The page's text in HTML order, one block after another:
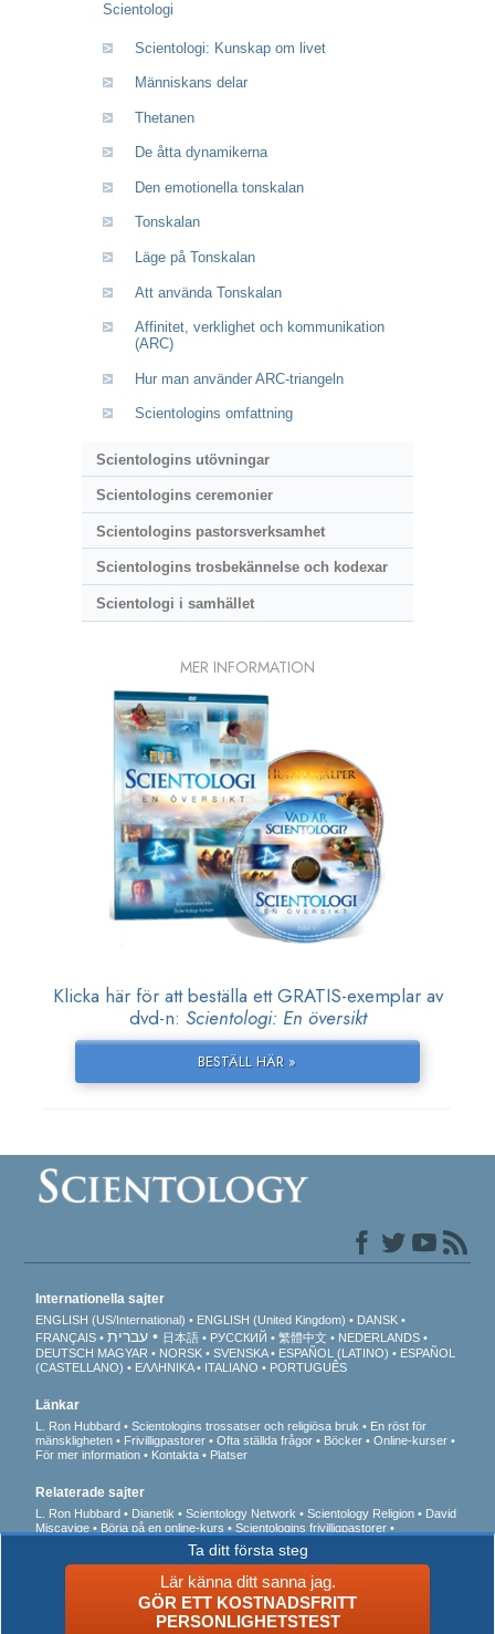
Scientologi
Scientologi: Kunskap om livet
Människans delar
Thetanen
De åtta dynamikerna
Den emotionella tonskalan
Tonskalan
Läge på Tonskalan
Att använda Tonskalan
Affinitet, verklighet och kommunikation
(ARC)
Hur man använder ARC-triangeln
Scientologins omfattning
Scientologins utövningar
Scientologins ceremonier
Scientologins pastorsverksamhet
Scientologins trosbekännelse och kodexar
Scientologi i samhället
MER INFORMATION
Klicka här för att beställa ett GRATIS-exemplar av
dvd-n: Scientologi: En översikt
BESTÄLL HÄR »
Ta ditt första steg
Lär känna ditt sanna jag.
GÖR ETT KOSTNADSFRITT
PERSONLIGHETSTEST
Internationella sajter
ENGLISH (US/International) ENGLISH (United Kingdom)
DANSK
FRANÇAIS
עברית 日本語 РУССКИЙ 繁體中文
NEDERLANDS
DEUTSCH MAGYAR NORSK SVENSKA ESPAÑOL (LATINO)
ESPAÑOL
(CASTELLANO)
ΕΛΛΗΝΙΚA ITALIANO PORTUGUÊS
Länkar
L. Ron Hubbard Scientologins trossatser och religiösa bruk
En röst för
mänskligheten
Frivilligpastorer Ofta ställda frågor Böcker
Online-kurser
För mer information
Kontakta Platser
Relaterade sajter
L. Ron Hubbard Dianetik Scientology Network Scientology Religion
David
Miscavige
Börja på en online-kurs
Scientologins frivilligpastorer
Internationella scientologförbundet
Freedom Magazine
Enade för mänskliga rättigheter
mänskliga rättigheter
© 2026 Church of Scientology International. Alla rättigheter förbehållna.
Cookie-policy•Användarvillkor• Juridiskt meddelande